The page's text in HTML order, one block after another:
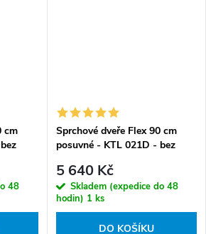
cm
48
Sprchové dveře Flex 90 cm
posuvné - KTL 021D - bez
5 640 Kč
Skladem (expedice do 48
hodin) 1 ks
DO KOŠÍKU